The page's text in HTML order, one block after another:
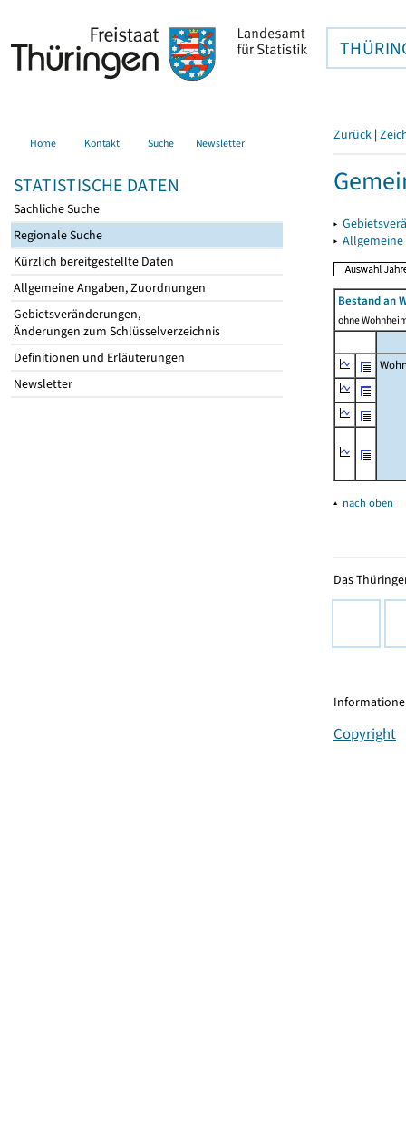
Home Kontakt Suche Newsletter
STATISTISCHE DATEN
Sachliche Suche
Regionale Suche
Kürzlich bereitgestellte Daten
Allgemeine Angaben, Zuordnungen
Gebietsveränderungen,
Änderungen zum Schlüsselverzeichnis
Definitionen und Erläuterungen
Newsletter
Zurück |
▸
▸
Bestand an
ohne
▴ nach oben
Das
Copyright